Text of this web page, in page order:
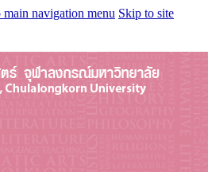
main navigation menu Skip to site